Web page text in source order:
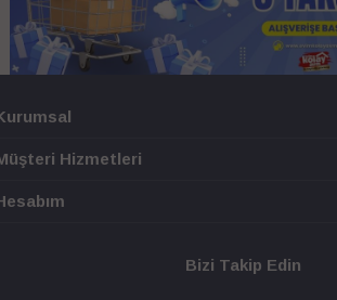
Hizmetleri
Bizi Takip Edin